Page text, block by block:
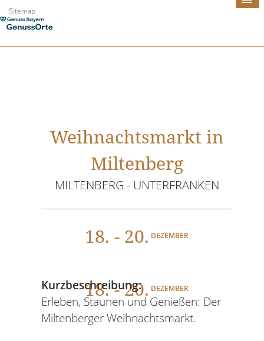
Zum
Inhalt
Sitemap
Weihnachtsmarkt in
Miltenberg
MILTENBERG - UNTERFRANKEN
18. - 20. DEZEMBER
18. - 20. DEZEMBER
Kurzbeschreibung:
Erleben, Staunen und Genießen: Der
Miltenberger Weihnachtsmarkt.